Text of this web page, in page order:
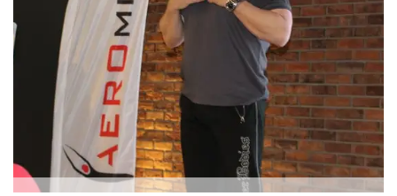
Straipsniai
Sėkmės istorijos
Atsiliepimai
Kontaktai